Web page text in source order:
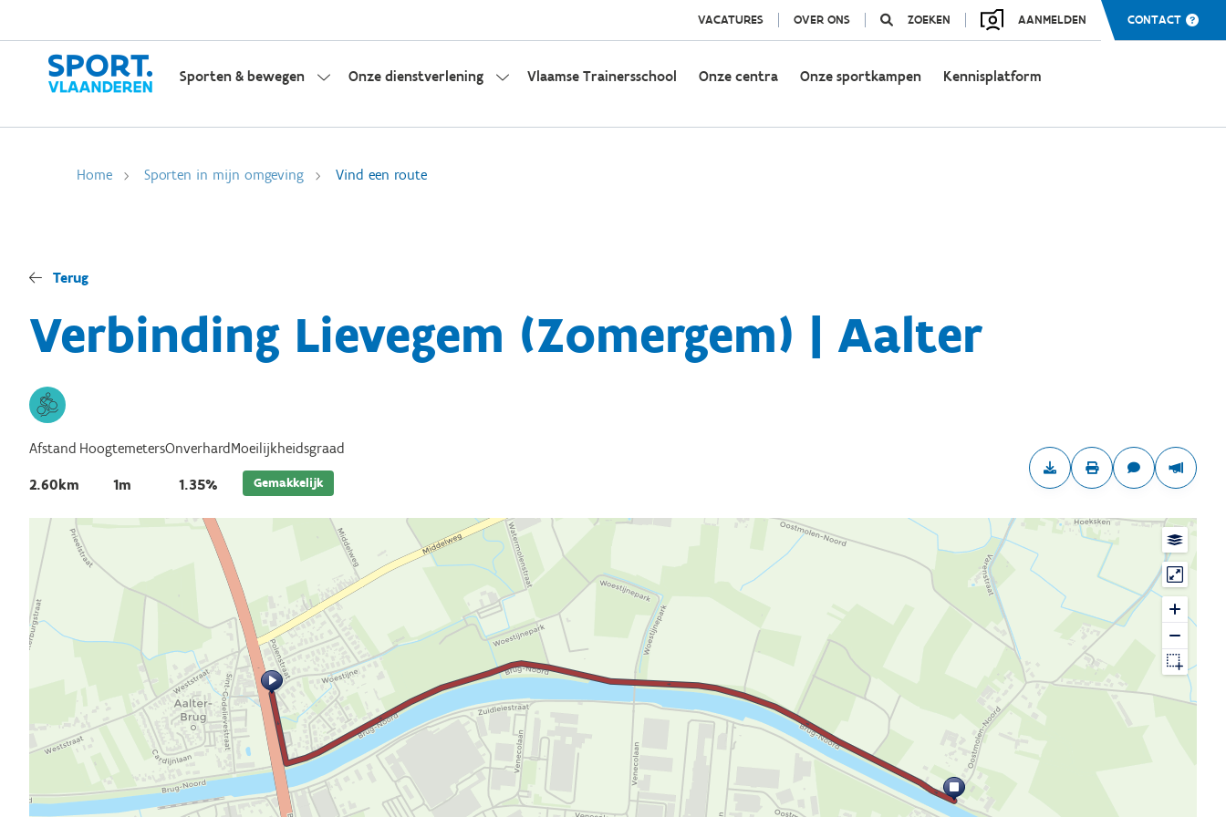
VACATURES OVER ONS ZOEKEN AANMELDEN CONTACT
Sporten & bewegen Onze dienstverlening Vlaamse Trainersschool Onze centra Onze sportkampen Kennisplatform
Home Sporten in mijn omgeving Vind een route
Terug
Verbinding Lievegem (Zomergem) | Aalter
Afstand
2.60km
Hoogtemeters
1m
Onverhard
1.35%
Moeilijkheidsgraad
Gemakkelijk